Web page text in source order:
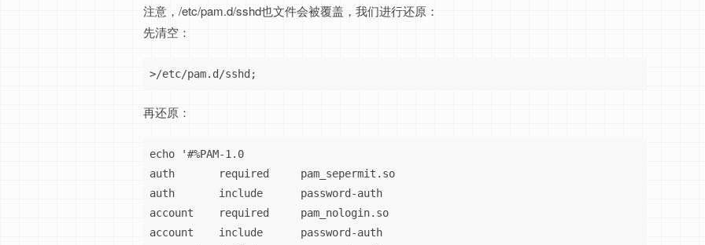
注意，/etc/pam.d/sshd也文件会被覆盖，我们进行还原：
先清空：
>/etc/pam.d/sshd;
再还原：
echo '#%PAM-1.0
auth       required     pam_sepermit.so
auth       include      password-auth
account    required     pam_nologin.so
account    include      password-auth